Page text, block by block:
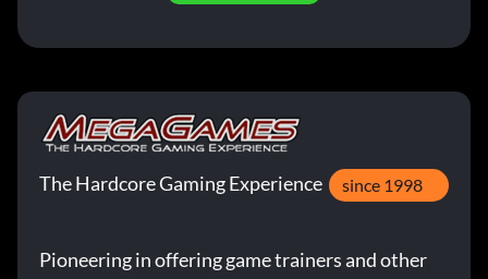
The Hardcore Gaming Experience since 1998
Pioneering in offering game trainers and other